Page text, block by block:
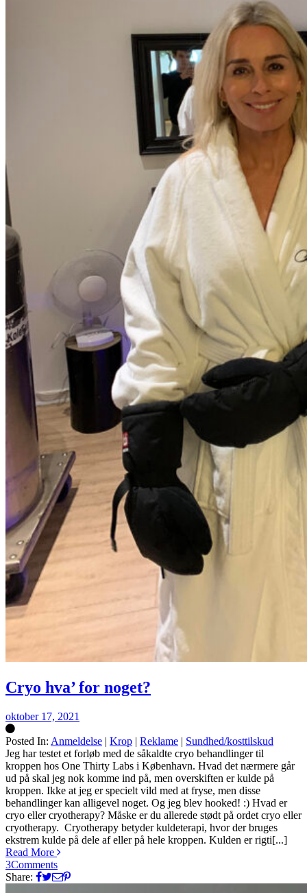
Cryo hva’ for noget?
oktober 17, 2021
Posted In: Anmeldelse | Krop | Reklame | Sundhed/kosttilskud
Silke
Jeg har testet et forløb med de såkaldte cryo behandlinger til
kroppen hos One Thirty Labs i København. Hvad det nærmere går
ud på skal jeg nok komme ind på, men overskiften er kulde på
kroppen. Ikke at jeg er specielt vild med at fryse, men disse
behandlinger kan alligevel noget. Og jeg blev hooked! :) Hvad er
cryo eller cryotherapy? Måske er du allerede stødt på ordet cryo eller
cryotherapy. Cryotherapy betyder kuldeterapi, hvor der bruges
ekstrem kulde på dele af eller på hele kroppen. Kulden er rigti[...]
Read More
3Comments
Share: